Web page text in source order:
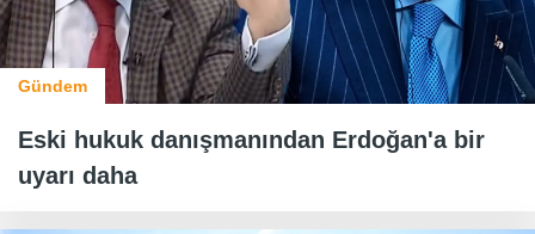
Gündem
Eski hukuk danışmanından Erdoğan'a bir
uyarı daha